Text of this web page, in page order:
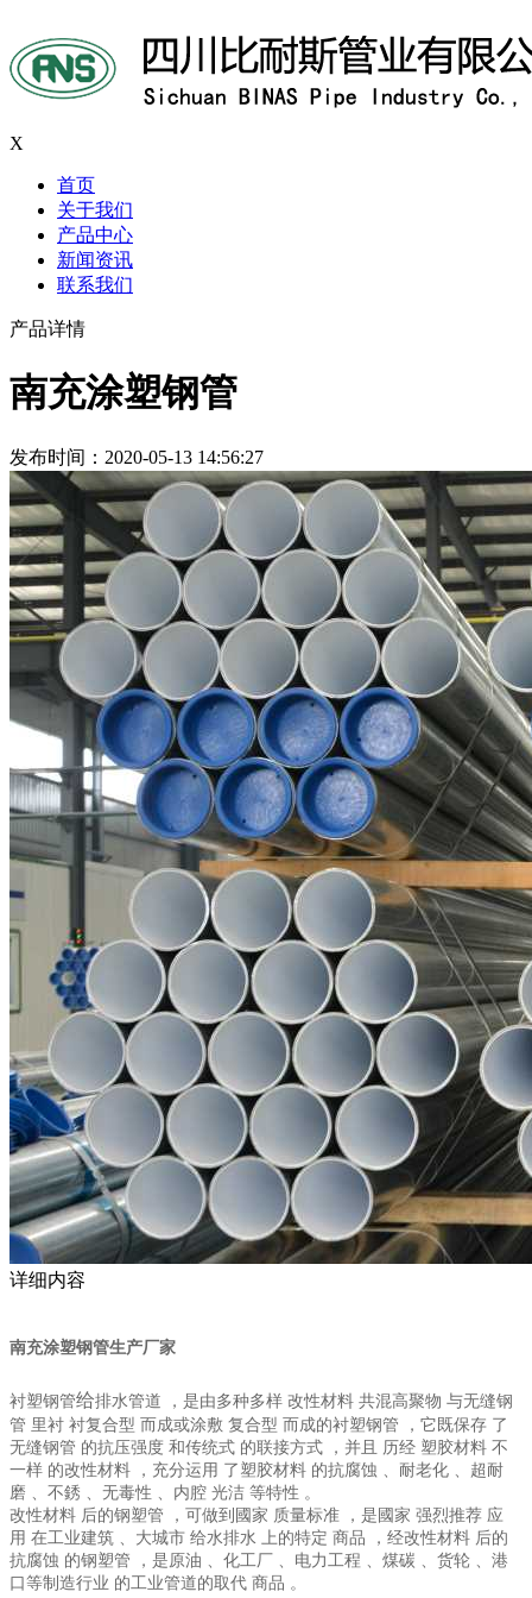
X
首页
关于我们
产品中心
新闻资讯
联系我们
产品详情
南充涂塑钢管
发布时间：2020-05-13 14:56:27
详细内容
南充涂塑钢管生产厂家
衬塑钢管给排水管道 ，是由多种多样 改性材料 共混高聚物 与无缝钢
管 里衬 衬复合型 而成或涂敷 复合型 而成的衬塑钢管 ，它既保存 了
无缝钢管 的抗压强度 和传统式 的联接方式 ， 并且 历经 塑胶材料 不
一样 的改性材料 ， 充分运用 了 塑胶材料 的抗腐蚀 耐老化
超耐
磨
不銹 无毒性 内腔 光洁 等特性 。
改性材料 后的钢塑管 ，可做到 國家 质量标准 ，是 國家 强烈推荐 应
用 在工业建筑 大城市 给水排水 上的特定 商品 ，经改性材料 后的
抗腐蚀 的钢塑管 ，是 原油 化工厂 电力工程 煤碳 货轮
港
口 等制造行业 的工业管道的取代 商品 。